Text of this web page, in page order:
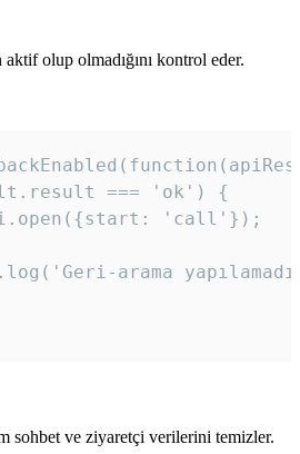
olup olmadığını kontrol eder.
=== 'ok') {
'call'});
arama
sohbet ve ziyaretçi verilerini temizler.